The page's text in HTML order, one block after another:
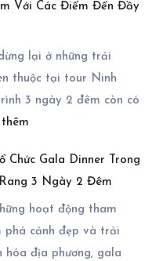
Đêm
Với Các Điểm Đến Đầy
lại ở những trải
thuộc tại tour Ninh
3 ngày 2 đêm còn có
Rộng
Hành
Trình
Ninh
Chữ
Chức Gala Dinner Trong
Rang 3 Ngày 2 Đêm
hoạt động tham
phá cảnh đẹp và trải
hóa địa phương, gala